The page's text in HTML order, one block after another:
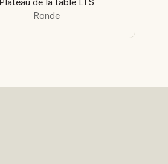
Plateau de la table LTS
Ronde